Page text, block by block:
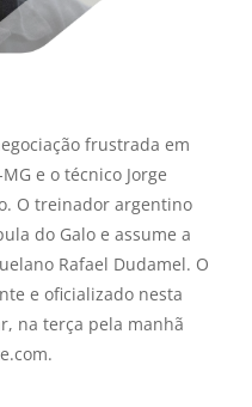
frustrada em
e o técnico Jorge
O treinador argentino
do Galo e assume a
Rafael Dudamel. O
e oficializado nesta
na terça pela manhã